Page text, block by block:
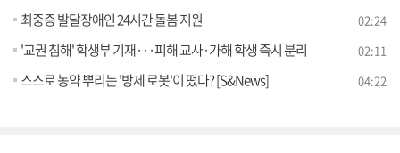
최중증 발달장애인 24시간 돌봄 지원 02:24
'교권 침해' 학생부 기재···피해 교사·가해 학생 즉시 분리 02:11
스스로 농약 뿌리는 '방제 로봇'이 떴다? [S&News] 04:22